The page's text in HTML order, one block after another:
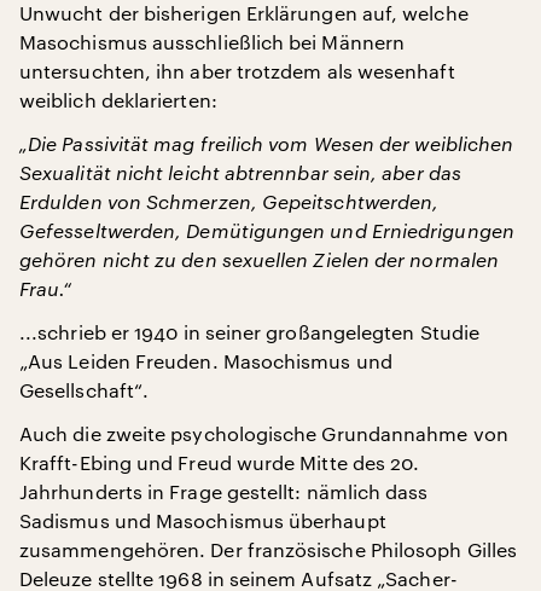
Unwucht der bisherigen Erklärungen auf, welche
Masochismus ausschließlich bei Männern
untersuchten, ihn aber trotzdem als wesenhaft
weiblich deklarierten:
„Die Passivität mag freilich vom Wesen der weiblichen
Sexualität nicht leicht abtrennbar sein, aber das
Erdulden von Schmerzen, Gepeitschtwerden,
Gefesseltwerden, Demütigungen und Erniedrigungen
gehören nicht zu den sexuellen Zielen der normalen
Frau.“
...schrieb er 1940 in seiner großangelegten Studie
„Aus Leiden Freuden. Masochismus und
Gesellschaft“.
Auch die zweite psychologische Grundannahme von
Krafft-Ebing und Freud wurde Mitte des 20.
Jahrhunderts in Frage gestellt: nämlich dass
Sadismus und Masochismus überhaupt
zusammengehören. Der französische Philosoph Gilles
Deleuze stellte 1968 in seinem Aufsatz „Sacher-